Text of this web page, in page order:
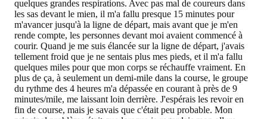
quelques grandes respirations. Avec pas mal de coureurs dans
les sas devant le mien, il m'a fallu presque 15 minutes pour
m'avancer jusqu'à la ligne de départ, mais avant que je m'en
rende compte, les personnes devant moi avaient commencé à
courir. Quand je me suis élancée sur la ligne de départ, j'avais
tellement froid que je ne sentais plus mes pieds, et il m'a fallu
quelques miles pour que mon corps se réchauffe vraiment. En
plus de ça, à seulement un demi-mile dans la course, le groupe
du rythme des 4 heures m'a dépassée en courant à près de 9
minutes/mile, me laissant loin derrière. J'espérais les revoir en
fin de course, mais je savais que c'était peu probable. Mon